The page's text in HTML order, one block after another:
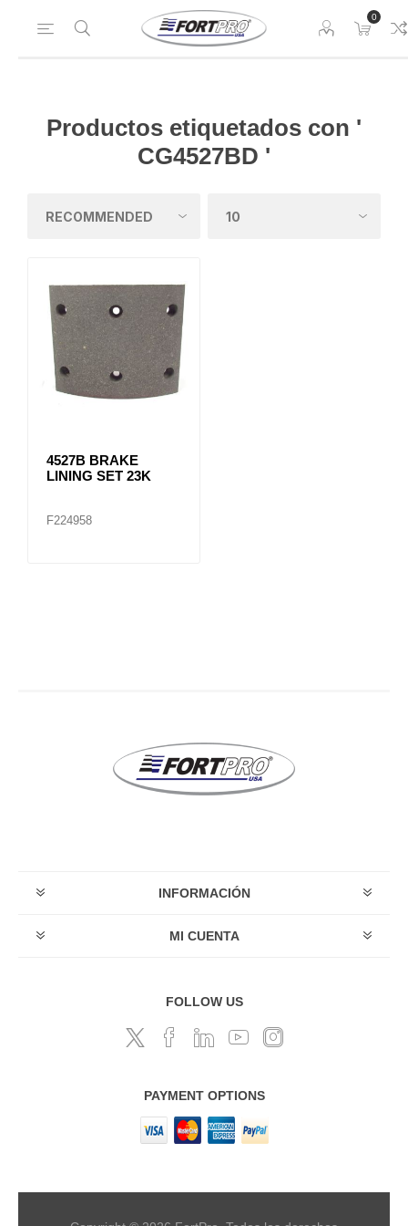
0
Productos etiquetados con '
CG4527BD '
4527B BRAKE
LINING SET 23K
F224958
INFORMACIÓN
MI CUENTA
FOLLOW US
PAYMENT OPTIONS